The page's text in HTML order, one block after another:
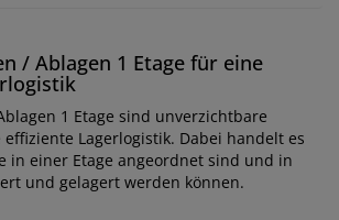
/ Ablagen 1 Etage für eine
1 Etage sind unverzichtbare
Lagerlogistik. Dabei handelt es
in einer Etage angeordnet sind und in
und gelagert werden können.